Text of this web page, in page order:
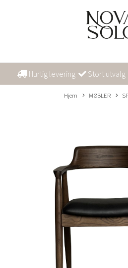
Hurtig levering Stort utvalg
Hjem MØBLER